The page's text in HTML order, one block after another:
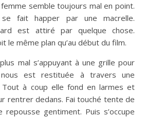
semble toujours mal en point.
fait happer par une macrelle.
est attiré par quelque chose.
le même plan qu’au début du film.
mal s’appuyant à une grille pour
nous est restituée à travers une
Tout à coup elle fond en larmes et
rentrer dedans. Fai touché tente de
repousse gentiment. Puis s’occupe